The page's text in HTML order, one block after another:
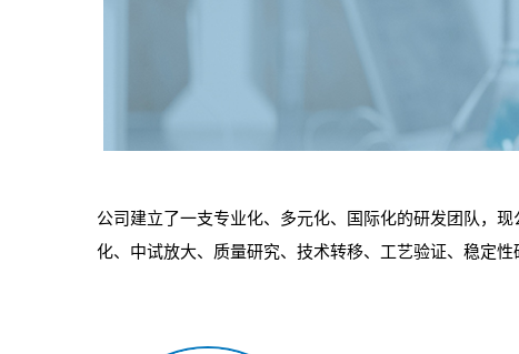
公司建立了一支专业化、多元化、国际化的研发团队，
化、中试放大、质量研究、技术转移、工艺验证、稳定